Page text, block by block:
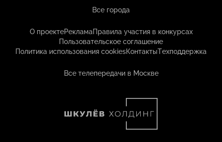
Все города
О проектеРекламаПравила участия в конкурсах
Пользовательское соглашение
Политика использования cookiesКонтактыТехподдержка
Все телепередачи в Москве